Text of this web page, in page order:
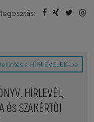
a HÍRLEVELEK-be
HÍRLEVÉL,
és SZAKÉRTŐI